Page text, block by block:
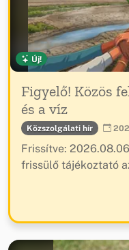
Új!
Figyelő! Közös
és a víz
Közszolgálati hír
Frissítve:
frissülő tájékoztató